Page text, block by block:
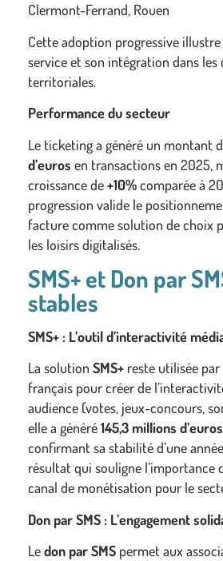
Clermont-Ferrand, Rouen
Cette adoption progressive
service et son intégration dans
territoriales.
Performance du secteur
Le ticketing a généré un montant
d’euros en transactions en 2025,
croissance de+10%comparée à
progression valide le
facture comme solution de choix
les loisirs digitalisés.
SMS+ et Don par
stables
SMS+ : L’outil d’interactivité
La solution SMS+ reste utilisée
français pour créer de
audience (votes, jeux-concours,
elle a généré145,3 millions d’euros
confirmant sa stabilité d’une
résultat qui souligne l’importance
canal de monétisation pour le
Don par SMS : L’engagement
Ledon par SMS permet aux